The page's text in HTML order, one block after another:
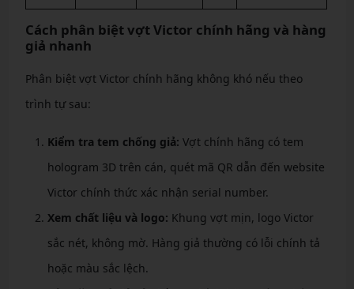
Cách phân biệt vợt Victor chính hãng và hàng
giả nhanh
Phân biệt vợt Victor chính hãng không khó nếu theo
trình tự sau:
Kiểm tra tem chống giả: Vợt chính hãng có tem
hologram 3D trên cán, quét mã QR dẫn đến website
Victor chính thức xác nhận serial number.
Xem chất liệu và logo: Khung vợt mịn, logo Victor
sắc nét, không mờ. Hàng giả thường có lỗi chính tả
hoặc màu sắc lệch.